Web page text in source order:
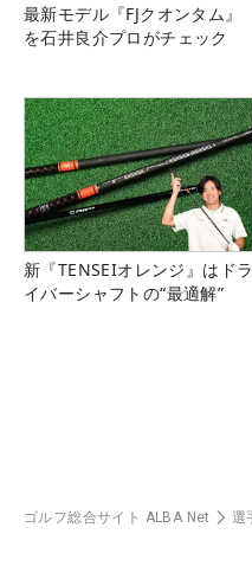
最新モデル『FJクオンタム』
を石井良介プロがチェック
新『TENSEIオレンジ』はドラ
イバーシャフトの“最適解”
ゴルフ総合サイト ALBA Net 選